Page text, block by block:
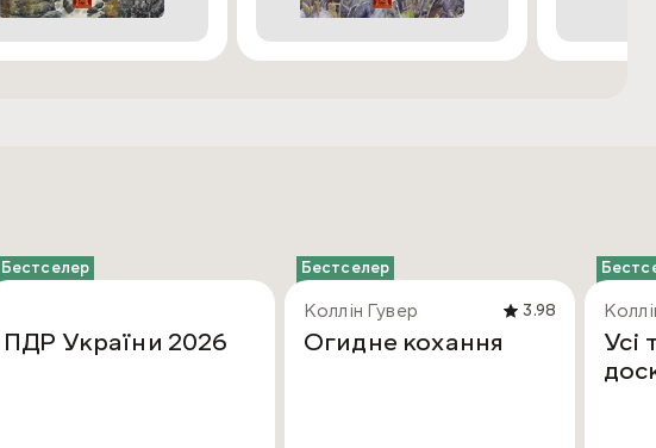
Бестселер
ПДР України 2026
Бестселер
Коллін Гувер 3.98
Огидне кохання
Усі